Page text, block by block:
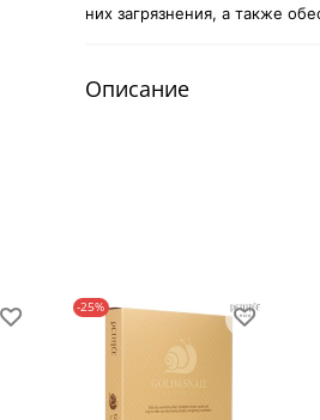
них загрязнения, а также
Описание
-25%